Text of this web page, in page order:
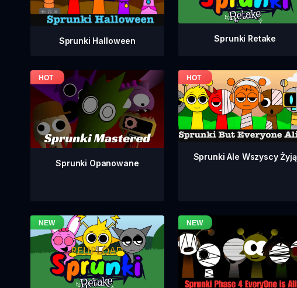
Sprunki Halloween Sprunki Retake
Sprunki Opanowane
Sprunki Ale Wszyscy Żyją